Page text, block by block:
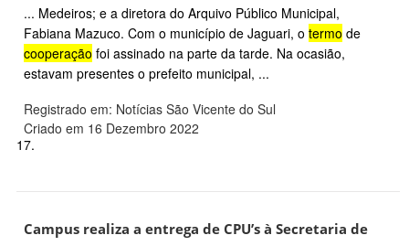
... Medeiros; e a diretora do Arquivo Público Municipal,
Fabiana Mazuco. Com o município de Jaguari, o termo de
cooperação foi assinado na parte da tarde. Na ocasião,
estavam presentes o prefeito municipal, ...
Registrado em: Notícias São Vicente do Sul
Criado em 16 Dezembro 2022
17.
Campus realiza a entrega de CPU’s à Secretaria de